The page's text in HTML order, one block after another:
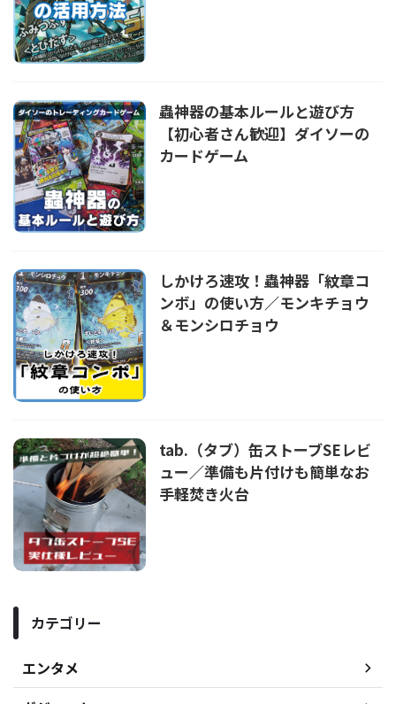
蟲神器の基本ルールと遊び方
【初心者さん歓迎】ダイソーの
カードゲーム
しかけろ速攻！蟲神器「紋章コ
ンボ」の使い方／モンキチョウ
＆モンシロチョウ
tab.（タブ）缶ストーブSEレビ
ュー／準備も片付けも簡単なお
手軽焚き火台
カテゴリー
エンタメ